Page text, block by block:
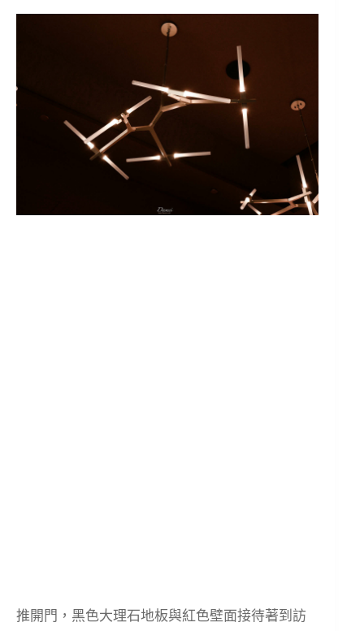
推開門，黑色大理石地板與紅色壁面接待著到訪